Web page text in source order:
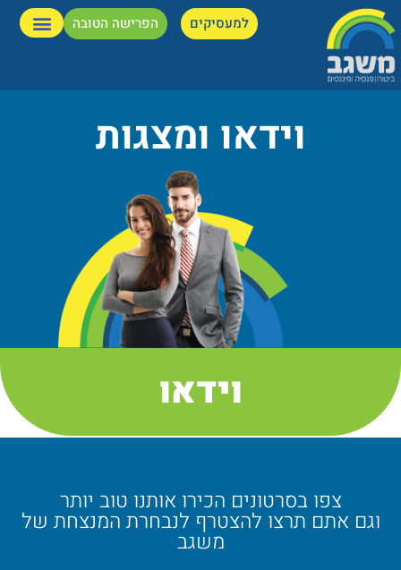
למעסיקים הפרישה הטובה
וידאו ומצגות
וידאו
צפו בסרטונים הכירו אותנו טוב יותר
וגם אתם תרצו להצטרף לנבחרת המנצחת של
משגב